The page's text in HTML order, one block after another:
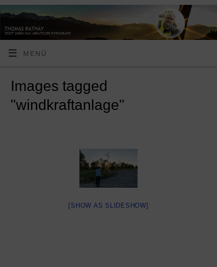
MENÜ
Images tagged
"windkraftanlage"
[SHOW AS SLIDESHOW]